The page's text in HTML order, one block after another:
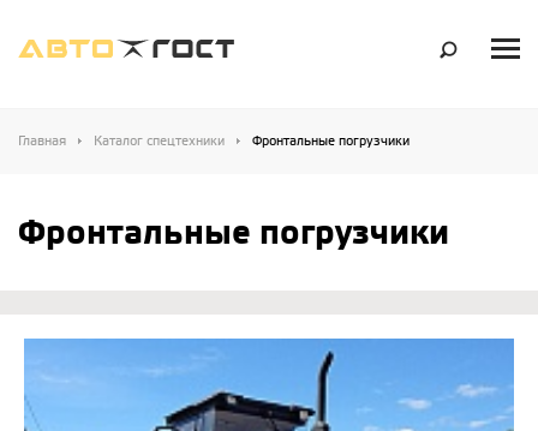
Главная Каталог спецтехники Фронтальные погрузчики
Фронтальные погрузчики